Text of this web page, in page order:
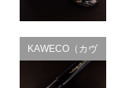
KAWECO（カヴ
ェコ）